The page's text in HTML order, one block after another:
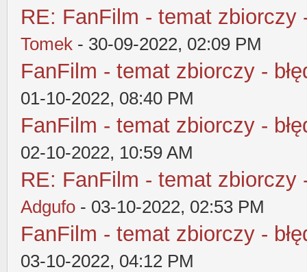
RE: FanFilm - temat zbiorczy
Tomek - 30-09-2022, 02:09 PM
FanFilm - temat zbiorczy -
01-10-2022, 08:40 PM
FanFilm - temat zbiorczy -
02-10-2022, 10:59 AM
RE: FanFilm - temat zbiorczy
Adgufo - 03-10-2022, 02:53 PM
FanFilm - temat zbiorczy -
03-10-2022, 04:12 PM